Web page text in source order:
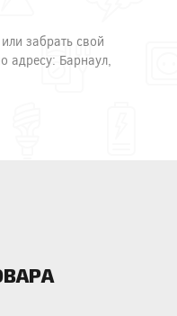
забрать свой
адресу: Барнаул,